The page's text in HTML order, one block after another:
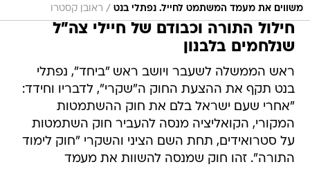
משווים את מעמד המשתמט לחייל. נפתלי בנט / ראובן קסטרו
חילול התורה וכבודם של חיילי צה"ל
שנלחמים בלבנון
ראש הממשלה לשעבר ויושב ראש "ביחד", נפתלי
בנט תקף את ההצעת החוק ה"שקרי", לדבריו וחידד:
"אחרי שעם ישראל בלם את חוק ההשתמטות
המקורי, הקואליציה מנסה להעביר חוק השתמטות
על סטרואידים, תחת השם הציני והשקרי "חוק לימוד
התורה". זהו חוק שמנסה להשוות את מעמד